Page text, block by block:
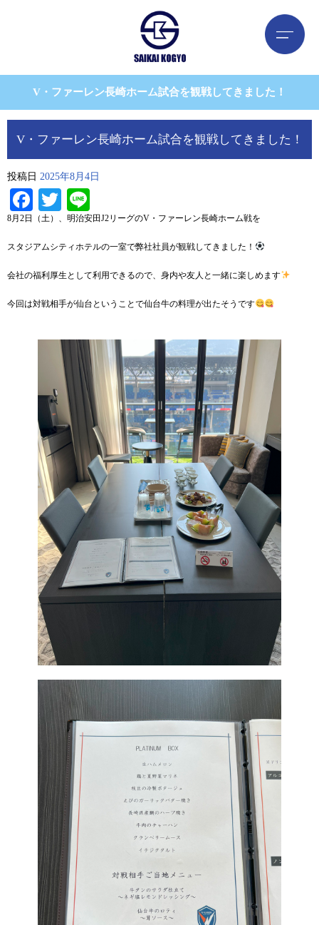
V・ファーレン長崎ホーム試合を観戦してきました！
V・ファーレン長崎ホーム試合を観戦してきました！
投稿日 2025年8月4日
Facebook
Twitter
8月2日（土）、明治安田J2リーグのV・ファーレン長崎ホーム戦を
スタジアムシティホテルの一室で弊社社員が観戦してきました！
会社の福利厚生として利用できるので、身内や友人と一緒に楽しめます
今回は対戦相手が仙台ということで仙台牛の料理が出たそうです